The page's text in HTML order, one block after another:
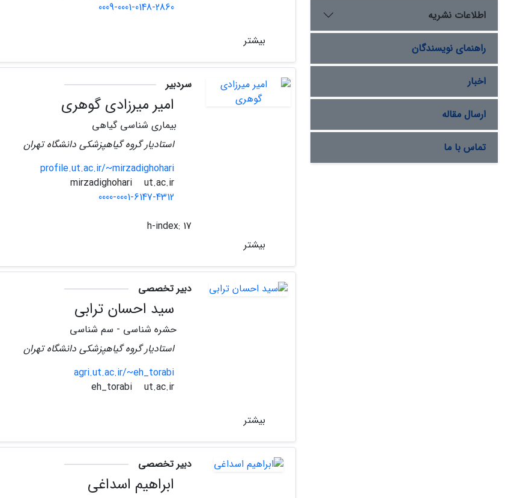
اطلاعات نشریه
راهنمای نویسندگان
اخبار
ارسال مقاله
تماس با ما
0009-0001-0148-2860
بیشتر
سردبیر
امیر میرزادی گوهری
بیماری شناسی گیاهی
استادیار گروه گیاهپزشکی دانشگاه تهران
profile.ut.ac.ir/~mirzadighohari
ut.ac.ir
0000-0001-6147-4312
h-index: 17
بیشتر
دبیر تخصصی
سید احسان ترابی
حشره شناسی - سم شناسی
استادیار گروه گیاهپزشکی دانشگاه تهران
agri.ut.ac.ir/~eh_torabi
ut.ac.ir
بیشتر
دبیر تخصصی
ابراهیم اسداغی